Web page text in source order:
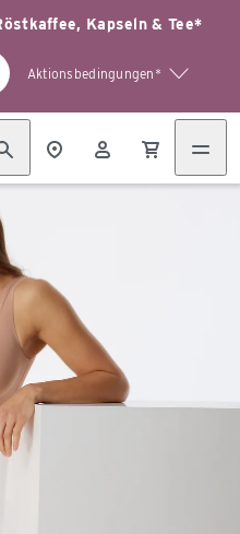
Kapseln & Tee*
Aktionsbedingungen*